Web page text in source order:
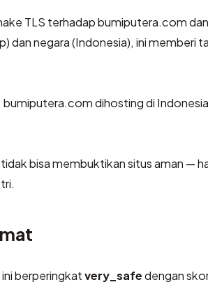
TLS terhadap bumiputera.com
dan negara (Indonesia), ini memberi
dihosting di Indonesia
bisa membuktikan situs aman —
berperingkatvery_safedengan